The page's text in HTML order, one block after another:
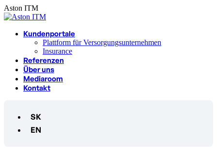
Zum
Inhalt
Aston ITM
Kundenportale
Plattform für Versorgungsunternehmen
Insurance
Referenzen
Über uns
Mediaroom
Kontakt
SK
EN